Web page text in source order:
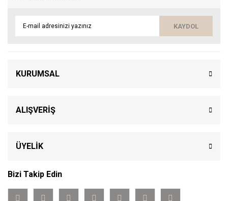
KAYDOL
KURUMSAL
ALIŞVERİŞ
ÜYELİK
Bizi Takip Edin